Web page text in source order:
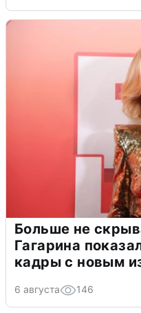
Больше не
Гагарина
кадры с новым
6 августа 146